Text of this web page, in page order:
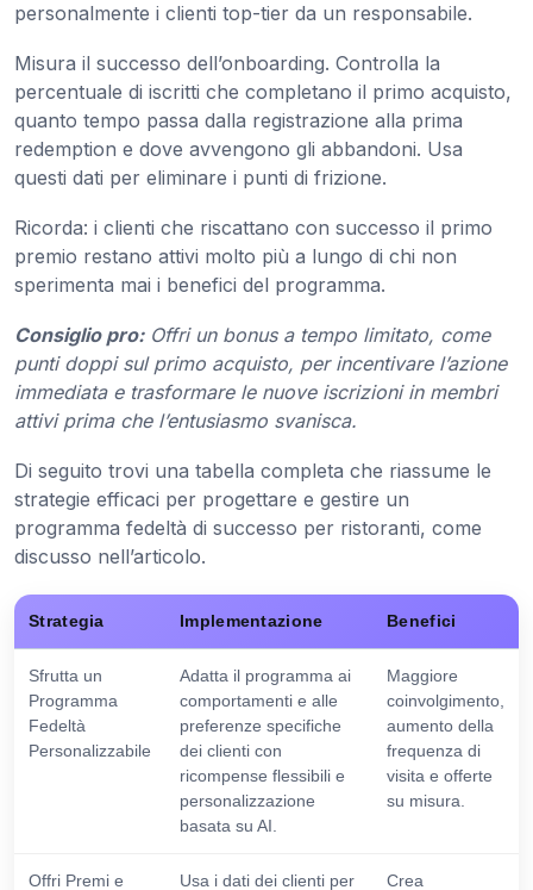
personalmente i clienti top-tier da un responsabile.
Misura il successo dell’onboarding. Controlla la
percentuale di iscritti che completano il primo acquisto,
quanto tempo passa dalla registrazione alla prima
redemption e dove avvengono gli abbandoni. Usa
questi dati per eliminare i punti di frizione.
Ricorda: i clienti che riscattano con successo il primo
premio restano attivi molto più a lungo di chi non
sperimenta mai i benefici del programma.
Consiglio pro: Offri un bonus a tempo limitato, come
punti doppi sul primo acquisto, per incentivare l’azione
immediata e trasformare le nuove iscrizioni in membri
attivi prima che l’entusiasmo svanisca.
Di seguito trovi una tabella completa che riassume le
strategie efficaci per progettare e gestire un
programma fedeltà di successo per ristoranti, come
discusso nell’articolo.
Strategia Implementazione Benefici
Sfrutta un
Programma
Fedeltà
Personalizzabile
Adatta il programma ai
comportamenti e alle
preferenze specifiche
dei clienti con
ricompense flessibili e
personalizzazione
basata su AI.
Maggiore
coinvolgimento,
aumento della
frequenza di
visita e offerte
su misura.
Offri Premi e
Usa i dati dei clienti per
Crea